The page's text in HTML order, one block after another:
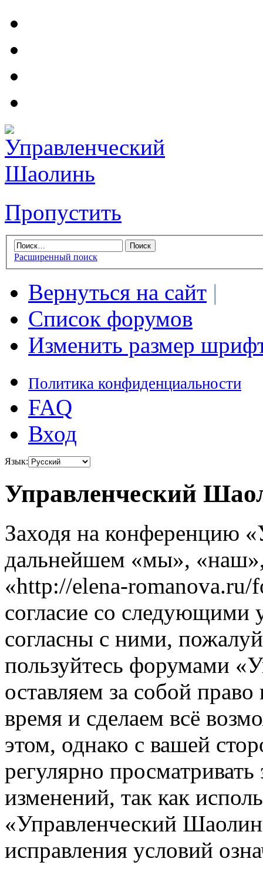
Пропустить
Расширенный поиск
Вернуться на сайт |
Список форумов
Изменить размер
Политика конфиденциальности
FAQ
Вход
Язык:
Управленческий
Заходя на конференцию
дальнейшем «мы»,
«http://elena-romanova.ru/
согласие со следующими
согласны с ними,
пользуйтесь форумами
оставляем за собой
время и сделаем всё
этом, однако с вашей
регулярно просматривать
изменений, так как
«Управленческий
исправления условий